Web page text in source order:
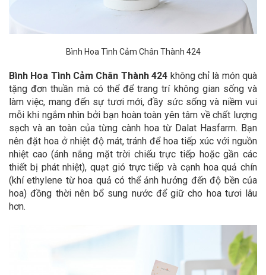
Bình Hoa Tình Cảm Chân Thành 424
Bình Hoa Tình Cảm Chân Thành 424 không chỉ là món quà
tặng đơn thuần mà có thể để trang trí không gian sống và
làm việc, mang đến sự tươi mới, đầy sức sống và niềm vui
mỗi khi ngắm nhìn bởi bạn hoàn toàn yên tâm về chất lượng
sạch và an toàn của từng cành hoa từ Dalat Hasfarm. Bạn
nên đặt hoa ở nhiệt độ mát, tránh để hoa tiếp xúc với nguồn
nhiệt cao (ánh nắng mặt trời chiếu trực tiếp hoặc gần các
thiết bị phát nhiệt), quạt gió trực tiếp và cạnh hoa quả chín
(khí ethylene từ hoa quả có thể ảnh hưởng đến độ bền của
hoa) đồng thời nên bổ sung nước để giữ cho hoa tươi lâu
hơn.